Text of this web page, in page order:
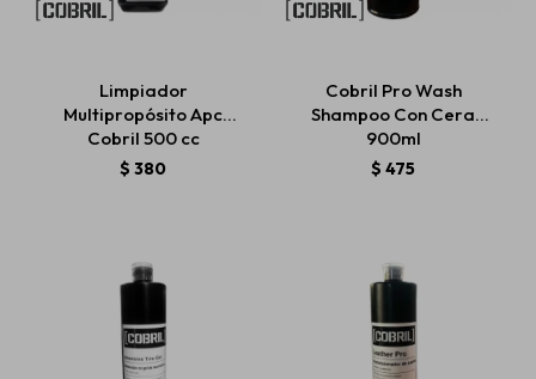
Limpiador
Multipropósito Apc
Cobril 500 cc
$ 380
Cobril Pro Wash
Shampoo Con Cera
900ml
$ 475